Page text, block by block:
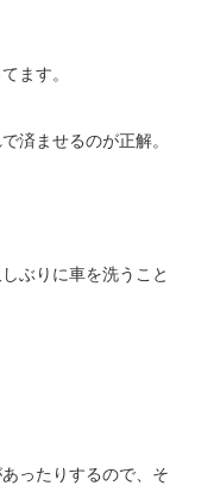
ます。
済ませるのが正解。
ぶりに車を洗うこと
ったりするので、そ